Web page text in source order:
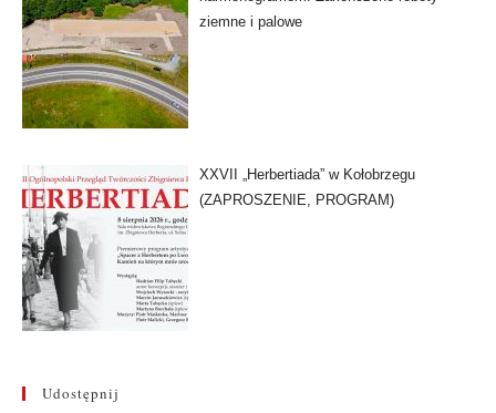
ziemne i palowe
XXVII „Herbertiada” w Kołobrzegu
(ZAPROSZENIE, PROGRAM)
Udostępnij